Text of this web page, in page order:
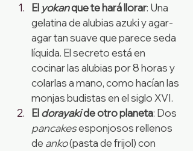
El yokan que te hará llorar: Una
gelatina de alubias azuki y agar-
agar tan suave que parece seda
líquida. El secreto está en
cocinar las alubias por 8 horas y
colarlas a mano, como hacían las
monjas budistas en el siglo XVI.
El dorayaki de otro planeta: Dos
pancakes esponjosos rellenos
de anko (pasta de frijol) con